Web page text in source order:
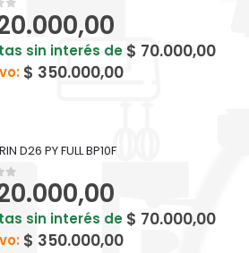
5
sin interés de $ 70.000,00
$ 350.000,00
D26 PY FULL BP10F
5
sin interés de $ 70.000,00
$ 350.000,00